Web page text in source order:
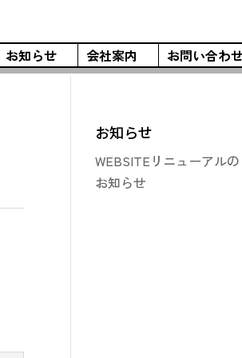
お知らせ 会社案内 お問い合わ
お知らせ
WEBSITEリニューアルの
お知らせ